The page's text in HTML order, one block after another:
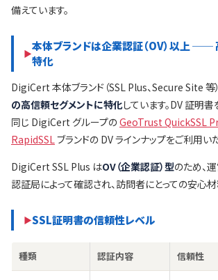
備えています。
本体ブランドは企業認証（OV）以上 ──
特化
DigiCert 本体ブランド（SSL Plus、Secure Site 等
の高信頼セグメントに特化しています。DV 証明
同じ DigiCert グループのGeoTrust QuickSSL
RapidSSLブランドの DV ラインナップをご利用い
DigiCert SSL Plus はOV（企業認証）型のため、
認証局によって確認され、訪問者にとっての安心材
SSL証明書の信頼性レベル
種類 認証内容 信頼性